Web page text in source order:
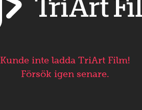
Kunde inte ladda TriArt Film!
Försök igen senare.